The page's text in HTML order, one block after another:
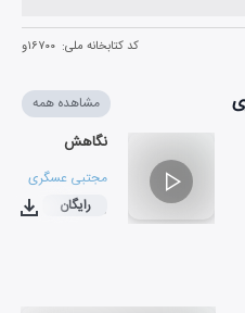
کد کتابخانه ملی: ۱۶۷۰۰و
مشاهده همه
نگاهش
مجتبی عسگری
۰۳:۲۰رایگان